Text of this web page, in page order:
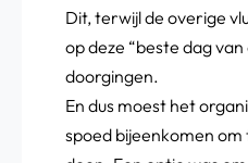
Dit, terwijl de overige
op deze “beste dag
doorgingen.
En dus moest het
spoed bijeenkomen